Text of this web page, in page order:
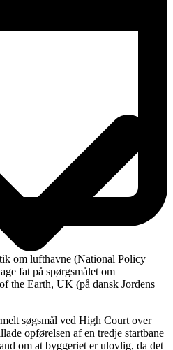
om lufthavne (National Policy
fat på spørgsmålet om
the Earth, UK (på dansk Jordens
søgsmål ved High Court over
opførelsen af ​​en tredje startbane
om at byggeriet er ulovlig, da det